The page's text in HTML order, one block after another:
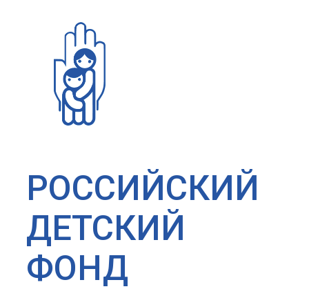
РОССИЙСКИЙ
ДЕТСКИЙ
ФОНД